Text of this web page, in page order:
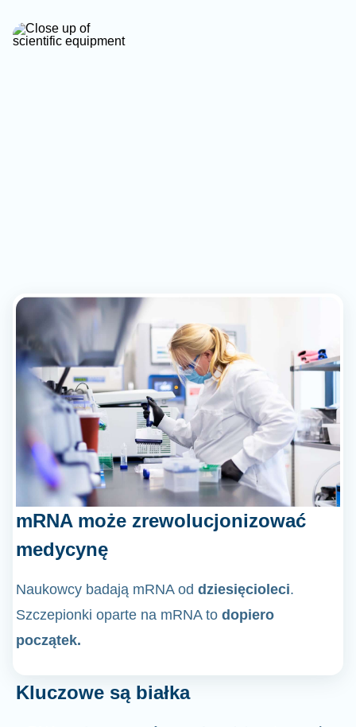
mRNA może zrewolucjonizować
medycynę
Naukowcy badają mRNA od dziesięcioleci.
Szczepionki oparte na mRNA to dopiero
początek.
Kluczowe są białka